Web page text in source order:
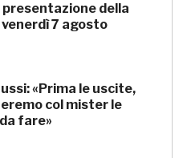
presentazione della
7 agosto
«Prima le uscite,
col mister le
fare»